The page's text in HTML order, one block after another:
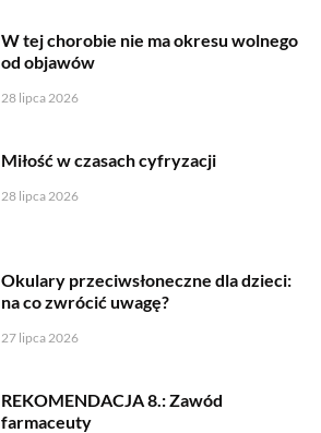
W tej chorobie nie ma okresu wolnego
od objawów
28 lipca 2026
Miłość w czasach cyfryzacji
28 lipca 2026
Okulary przeciwsłoneczne dla dzieci:
na co zwrócić uwagę?
27 lipca 2026
REKOMENDACJA 8.: Zawód
farmaceuty